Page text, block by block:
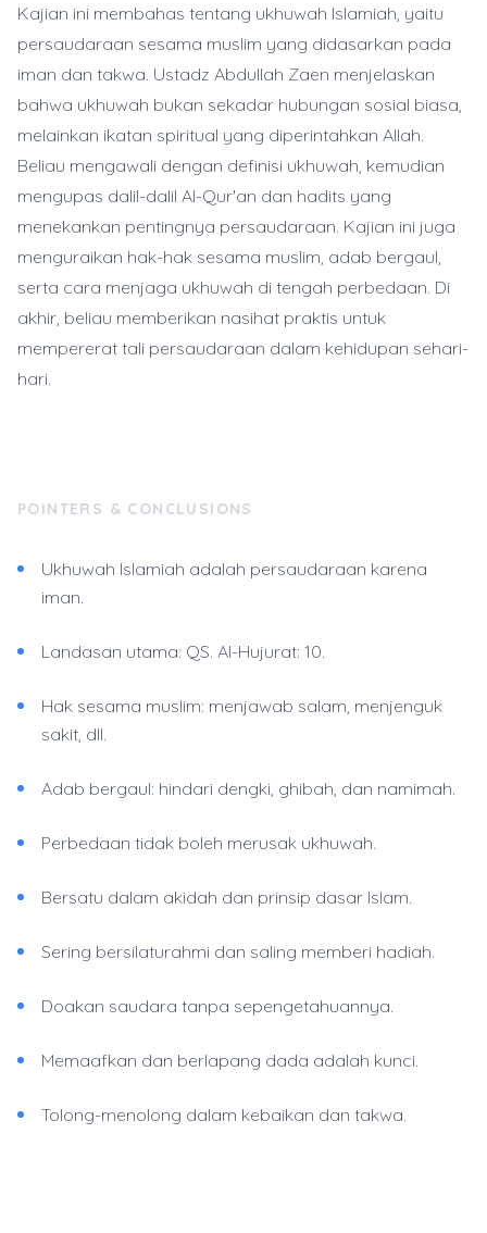
Kajian ini membahas tentang ukhuwah Islamiah, yaitu
persaudaraan sesama muslim yang didasarkan pada
iman dan takwa. Ustadz Abdullah Zaen menjelaskan
bahwa ukhuwah bukan sekadar hubungan sosial biasa,
melainkan ikatan spiritual yang diperintahkan Allah.
Beliau mengawali dengan definisi ukhuwah, kemudian
mengupas dalil-dalil Al-Qur'an dan hadits yang
menekankan pentingnya persaudaraan. Kajian ini juga
menguraikan hak-hak sesama muslim, adab bergaul,
serta cara menjaga ukhuwah di tengah perbedaan. Di
akhir, beliau memberikan nasihat praktis untuk
mempererat tali persaudaraan dalam kehidupan sehari-
hari.
POINTERS & CONCLUSIONS
Ukhuwah Islamiah adalah persaudaraan karena
iman.
Landasan utama: QS. Al-Hujurat: 10.
Hak sesama muslim: menjawab salam, menjenguk
sakit, dll.
Adab bergaul: hindari dengki, ghibah, dan namimah.
Perbedaan tidak boleh merusak ukhuwah.
Bersatu dalam akidah dan prinsip dasar Islam.
Sering bersilaturahmi dan saling memberi hadiah.
Doakan saudara tanpa sepengetahuannya.
Memaafkan dan berlapang dada adalah kunci.
Tolong-menolong dalam kebaikan dan takwa.